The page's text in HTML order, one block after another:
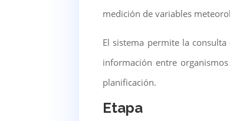
medición de variables
El sistema permite la
información entre
planificación.
Etapa